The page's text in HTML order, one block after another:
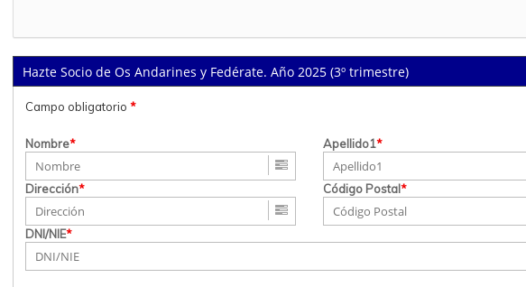
Hazte Socio de Os Andarines y Fedérate. Año 2025 (3º trimestre)
Campo obligatorio *
Nombre* Apellido1*
Dirección* Código Postal*
DNI/NIE*